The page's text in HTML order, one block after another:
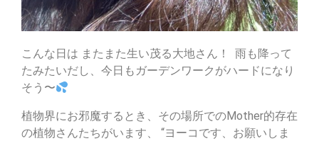
こんな日は またまた生い茂る大地さん！
雨も降って
たみたいだし、今日もガーデンワークがハードになり
そう〜
植物界にお邪魔するとき、その場所でのMother的存在
の植物さんたちがいます、 “ヨーコです、お願いしま